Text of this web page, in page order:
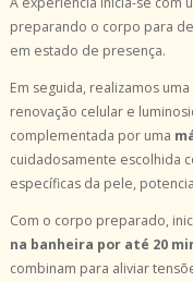
preparando o corpo para
em estado de presença.
Em seguida, realizamos uma
renovação celular e
complementada por uma
cuidadosamente escolhida
específicas da pele,
Com o corpo preparado,
na banheira por até 20
combinam para aliviar